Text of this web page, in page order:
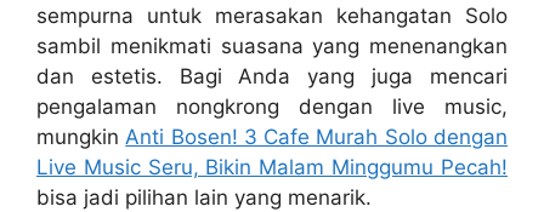
sempurna untuk merasakan kehangatan Solo
sambil menikmati suasana yang menenangkan
dan estetis. Bagi Anda yang juga mencari
pengalaman nongkrong dengan live music,
mungkinAnti Bosen! 3 Cafe Murah Solo dengan
Live Music Seru, Bikin Malam Minggumu Pecah!
bisa jadi pilihan lain yang menarik.